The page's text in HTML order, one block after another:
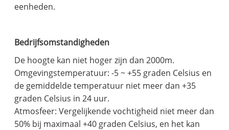
eenheden.
Bedrijfsomstandigheden
De hoogte kan niet hoger zijn dan 2000m.
Omgevingstemperatuur: -5 ~ +55 graden Celsius en
de gemiddelde temperatuur niet meer dan +35
graden Celsius in 24 uur.
Atmosfeer: Vergelijkende vochtigheid niet meer dan
50% bij maximaal +40 graden Celsius, en het kan